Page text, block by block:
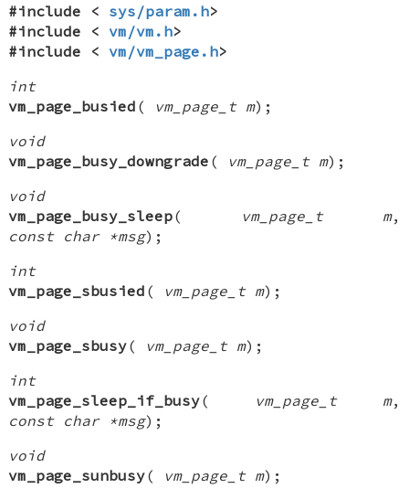
#include < sys/param.h>
#include <vm/vm.h>
#include <vm/vm_page.h>
int
vm_page_busied ( vm_page_t m);
void
vm_page_busy_downgrade ( vm_page_t m);
void
vm_page_busy_sleep( vm_page_t m,
const char *msg);
int
vm_page_sbusied ( vm_page_t m);
void
vm_page_sbusy( vm_page_t m);
int
vm_page_sleep_if_busy( vm_page_t m,
const char *msg);
void
vm_page_sunbusy( vm_page_t m);